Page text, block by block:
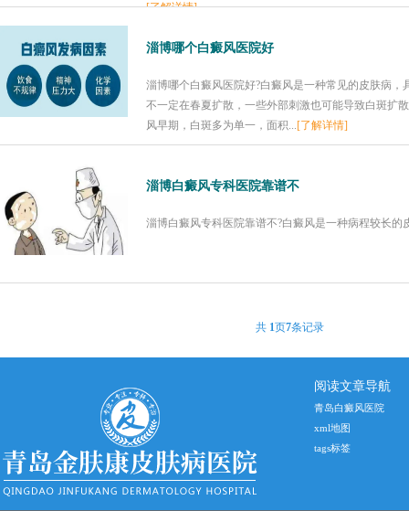
[了解详情]
淄博哪个白癜风医院好
淄博哪个白癜风医院好?白癜风是一种常见的皮肤病
不一定在春夏扩散，一些外部刺激也可能导致白斑扩
风早期，白斑多为单一，面积...[了解详情]
淄博白癜风专科医院靠谱不
淄博白癜风专科医院靠谱不?白癜风是一种病程较长的
共 1页7条记录
阅读文章导航
青岛白癜风医院
xml地图
tags标签